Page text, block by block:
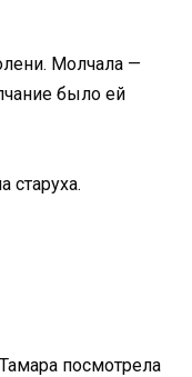
Молчала —
было ей
старуха.
посмотрела